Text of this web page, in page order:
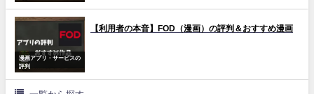
漫画アプリ・サービスの
評判
【利用者の本音】FOD（漫画）の評判＆おすすめ漫画